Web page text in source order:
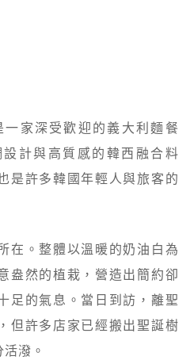
一家深受歡迎的義大利麵餐
計與高質感的韓西融合料
是許多韓國年輕人與旅客的
在。整體以溫暖的奶油白為
盎然的植栽，營造出簡約卻
足的氣息。當日到訪，離聖
但許多店家已經搬出聖誕樹
潑。